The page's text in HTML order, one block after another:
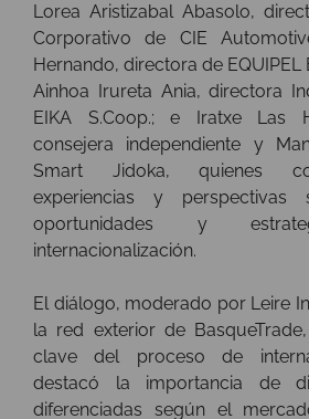
Lorea Aristizabal Abasolo,
Corporativo de CIE
Hernando, directora de
Ainhoa Irureta Ania, directora
EIKA S.Coop.; e Iratxe Las
consejera independiente y
Smart Jidoka, quienes
experiencias y
oportunidades y
internacionalización.
El diálogo, moderado por Leire
la red exterior de
clave del proceso de
destacó la importancia de
diferenciadas según el